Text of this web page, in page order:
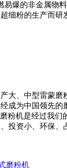
易爆的非金属物
细粉的生产而研
大、中型雷蒙磨
成为中国领先的
粉机是经过我们
投资小、环保、